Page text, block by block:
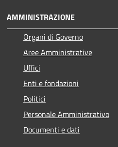
AMMINISTRAZIONE
Organi di Governo
Aree Amministrative
Uffici
Enti e fondazioni
Politici
Personale Amministrativo
Documenti e dati